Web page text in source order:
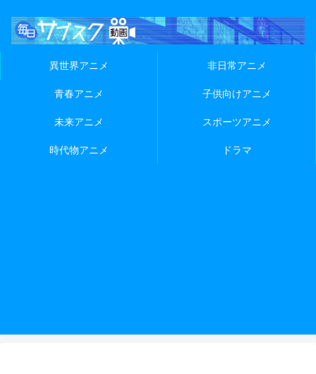
異世界アニメ 非日常アニメ
青春アニメ 子供向けアニメ
未来アニメ スポーツアニメ
時代物アニメ ドラマ